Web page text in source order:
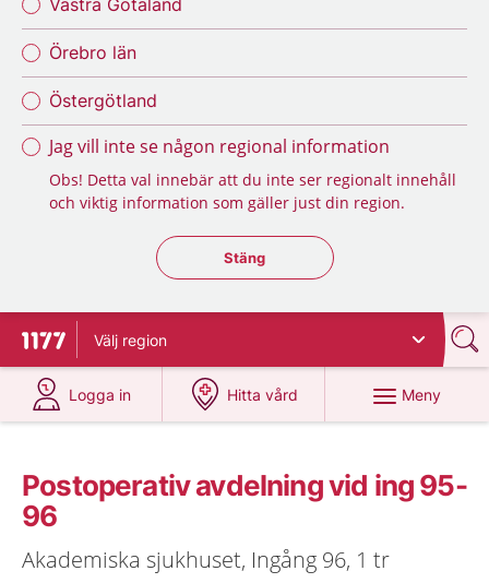
Västra Götaland
Örebro län
Östergötland
Jag vill inte se någon regional information
Obs! Detta val innebär att du inte ser regionalt innehåll
och viktig information som gäller just din region.
Stäng regionsväljaren
Stäng
Till startsidan för 1177
Välj region
Logga in
på 1177.se
Hitta vård
på 1177.se
Meny
Postoperativ avdelning vid ing 95-
96
Akademiska sjukhuset, Ingång 96, 1 tr